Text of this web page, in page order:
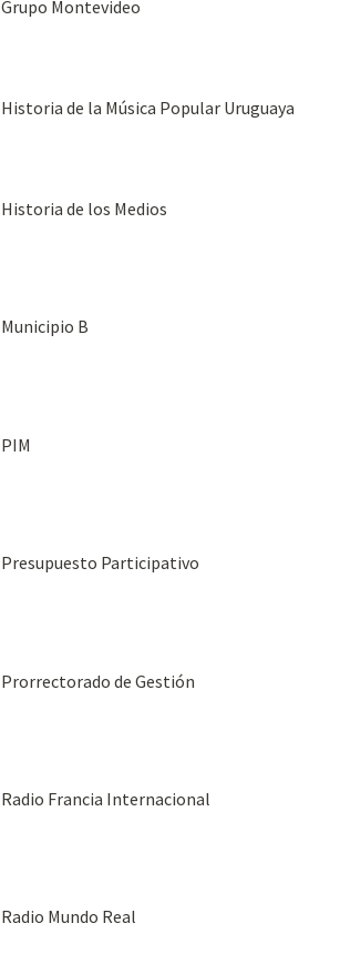
Grupo Montevideo
Historia de la Música Popular Uruguaya
Historia de los Medios
Municipio B
PIM
Presupuesto Participativo
Prorrectorado de Gestión
Radio Francia Internacional
Radio Mundo Real